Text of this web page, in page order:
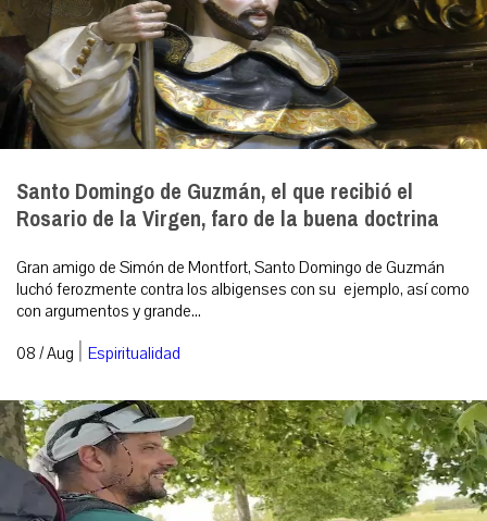
Santo Domingo de Guzmán, el que recibió el
Rosario de la Virgen, faro de la buena doctrina
Gran amigo de Simón de Montfort, Santo Domingo de Guzmán
luchó ferozmente contra los albigenses con su ejemplo, así como
con argumentos y grande...
08 / Aug | Espiritualidad